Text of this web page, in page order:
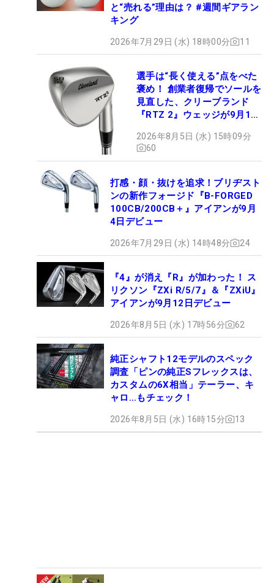
と“売れる”理由は？ #週間ギアラン
キング
2026年7月29日 (水) 18時00分 11
選手は“長く使える”点をべた
褒め！ 創業者復帰でソールを
見直した、クリーブランド
『RTZ 2』ウェッジが9月12
2026年8月5日 (水) 15時09分
60
打感・顔・抜けを追求！ブリヂスト
ンの新作フォージド『B-FORGED
100CB/200CB＋』アイアンが9月
4日デビュー
2026年7月29日 (水) 14時48分 24
『4』が消え『R』が加わった！ ス
リクソン『ZXi R/5/7』＆『ZXiU』
アイアンが9月12日デビュー
2026年8月5日 (水) 17時56分 62
純正シャフト12モデルのスペック
調査「ピンの純正Sフレックスは、
カスタムの6X相当」テーラー、キ
ャロ…もチェック！
2026年8月5日 (水) 16時15分 13